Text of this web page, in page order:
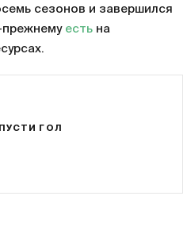
сезонов и завершился
прежнему есть на
ГОЛ